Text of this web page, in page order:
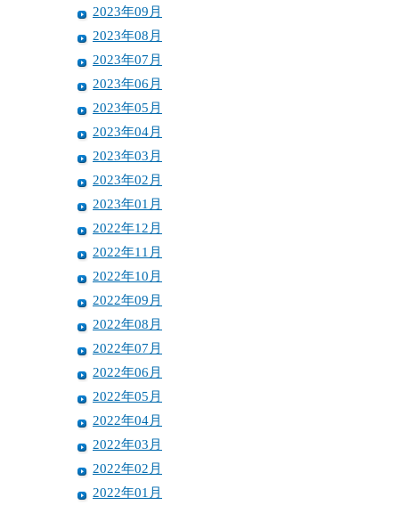
2023年09月
2023年08月
2023年07月
2023年06月
2023年05月
2023年04月
2023年03月
2023年02月
2023年01月
2022年12月
2022年11月
2022年10月
2022年09月
2022年08月
2022年07月
2022年06月
2022年05月
2022年04月
2022年03月
2022年02月
2022年01月